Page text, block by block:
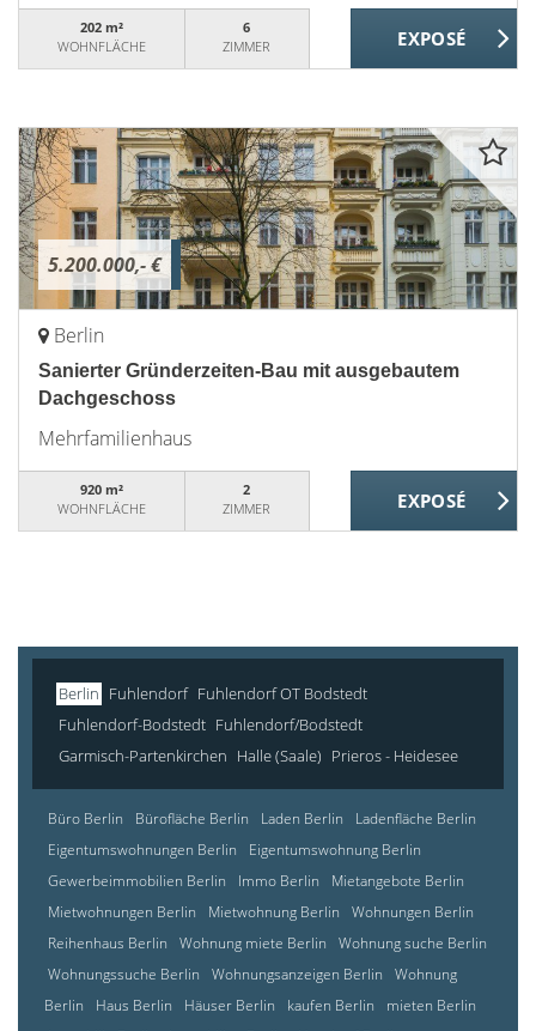
202 m²
WOHNFLÄCHE
6
ZIMMER
5.200.000,- €
Berlin
Sanierter Gründerzeiten-Bau mit ausgebautem
Dachgeschoss
Mehrfamilienhaus
920 m²
WOHNFLÄCHE
2
ZIMMER
Berlin Fuhlendorf Fuhlendorf OT Bodstedt
Fuhlendorf-Bodstedt Fuhlendorf/Bodstedt
Garmisch-Partenkirchen Halle (Saale) Prieros - Heidesee
Büro Berlin Bürofläche Berlin Laden Berlin
Ladenfläche Berlin
Eigentumswohnungen Berlin
Eigentumswohnung Berlin
Gewerbeimmobilien Berlin
Immo Berlin
Mietangebote Berlin
Mietwohnungen Berlin
Mietwohnung Berlin
Wohnungen Berlin
Reihenhaus Berlin
Wohnung miete Berlin
Wohnung suche Berlin
Wohnungssuche Berlin
Wohnungsanzeigen Berlin
Wohnung
Berlin
Haus Berlin Häuser Berlin kaufen Berlin
mieten Berlin